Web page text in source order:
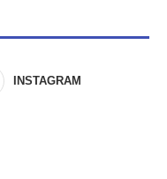
INSTAGRAM